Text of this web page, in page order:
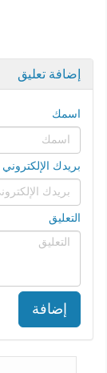
إضافة تعليق
اسمك
بريدك الإلكتروني
التعليق
إضافة